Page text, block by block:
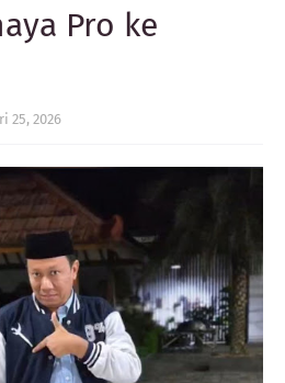
Pro ke
25, 2026